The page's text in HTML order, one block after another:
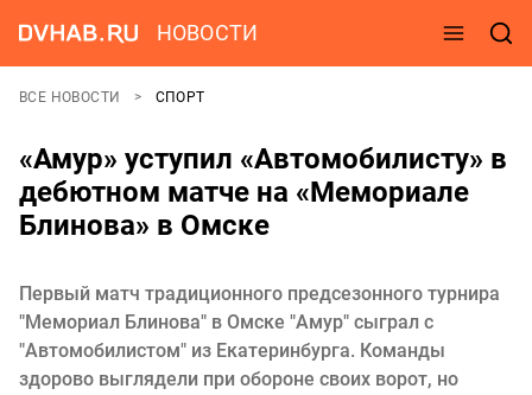
НОВОСТИ
ВСЕ НОВОСТИ СПОРТ
«Амур» уступил «Автомобилисту» в
дебютном матче на «Мемориале
Блинова» в Омске
Первый матч традиционного предсезонного турнира
"Мемориал Блинова" в Омске "Амур" сыграл с
"Автомобилистом" из Екатеринбурга. Команды
здорово выглядели при обороне своих ворот, но